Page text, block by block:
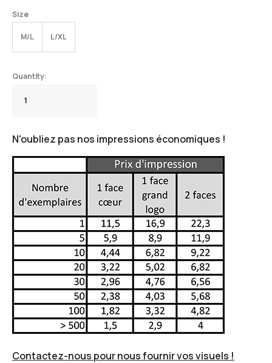
Size
M/L L/XL
N'oubliez pas nos impressions économiques !
Contactez-nous pour nous fournir vos visuels !